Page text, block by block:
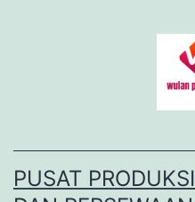
PUSAT PRODUKSI